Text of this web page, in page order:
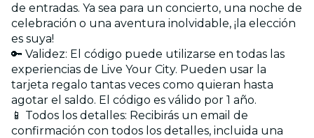
de entradas. Ya sea para un concierto, una noche de
celebración o una aventura inolvidable, ¡la elección
es suya!
🔑 Validez: El código puede utilizarse en todas las
experiencias de Live Your City. Pueden usar la
tarjeta regalo tantas veces como quieran hasta
agotar el saldo. El código es válido por 1 año.
📱 Todos los detalles: Recibirás un email de
confirmación con todos los detalles, incluida una